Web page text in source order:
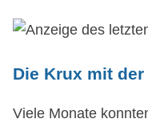
Die Krux mit der
Viele Monate